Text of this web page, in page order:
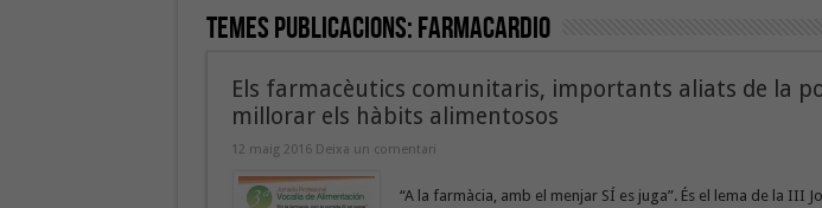
Temes Publicacions:Farmacardio
Els farmacèutics comunitaris, importants aliats de la
millorar els hàbits alimentosos
12 maig 2016 Deixa un comentari
“A la farmàcia, amb el menjar SÍ es juga”. És el lema de la III